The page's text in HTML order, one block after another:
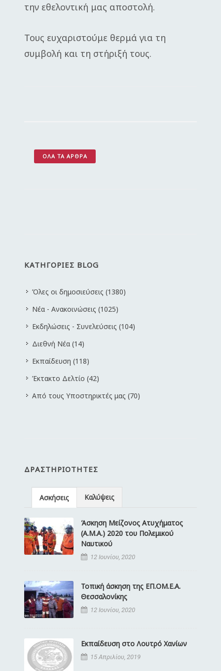
την εθελοντική μας αποστολή.
Τους ευχαριστούμε θερμά για τη
συμβολή και τη στήριξή τους.
ΌΛΑ ΤΑ ΆΡΘΡΑ
ΚΑΤΗΓΟΡΙΕΣ BLOG
Όλες οι δημοσιεύσεις (1380)
Νέα - Ανακοινώσεις (1025)
Εκδηλώσεις - Συνελεύσεις (104)
Διεθνή Νέα (14)
Εκπαίδευση (118)
Έκτακτο Δελτίο (42)
Από τους Υποστηρικτές μας (70)
ΔΡΑΣΤΗΡΙΌΤΗΤΕΣ
Ασκήσεις Καλύψεις
Άσκηση Μείζονος Ατυχήματος
(Α.Μ.Α.) 2020 του Πολεμικού
Ναυτικού
12 Ιουνίου, 2020
Τοπική άσκηση της ΕΠ.ΟΜ.Ε.Α.
Θεσσαλονίκης
12 Ιουνίου, 2020
Εκπαίδευση στο Λουτρό Χανίων
15 Απριλίου, 2019